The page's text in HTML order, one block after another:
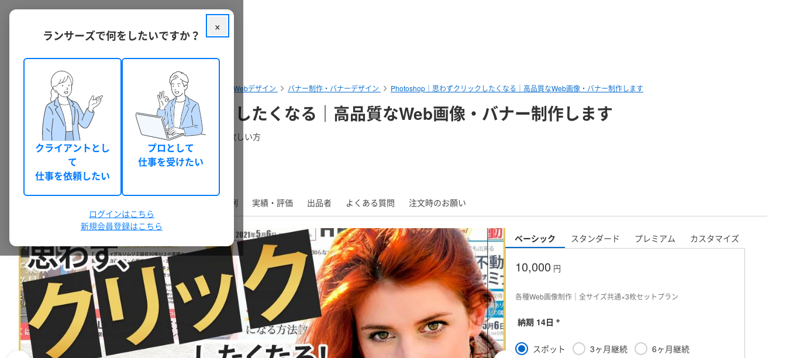
クラウドソーシング ランサーズ パッケージを探す デザイン・Webデザイン バナー制作・バナーデザイン Photoshop｜思わずクリックしたくなる｜高品質なWeb画像・バナー制作します
Photoshop｜思わずクリックしたくなる｜高品質なWeb画像・バナー制作します
1枚づつ心を込めて制作｜格安だけど高品質なデザインが欲しい方
亀井洋一郎 (YOICHIROKAMEI) 本人確認 6 件
事例 実績・評価 出品者 よくある質問 注文時のお願い
ベーシック スタンダード プレミアム カスタマイズ
10,000 円
各種Web画像制作｜全サイズ共通×3枚セットプラン
納期 14日 ※
スポット 3ヶ月継続 6ヶ月継続
×
ランサーズで何をしたいですか？
クライアントとし
て
仕事を依頼したい
プロとして
仕事を受けたい
ログインはこちら
新規会員登録はこちら